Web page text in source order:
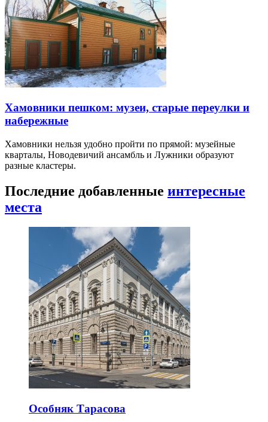
Хамовники пешком: музеи, старые переулки и
набережные
Хамовники нельзя удобно пройти по прямой: музейные
кварталы, Новодевичий ансамбль и Лужники образуют
разные кластеры.
Последние добавленные интересные
места
Особняк Тарасова